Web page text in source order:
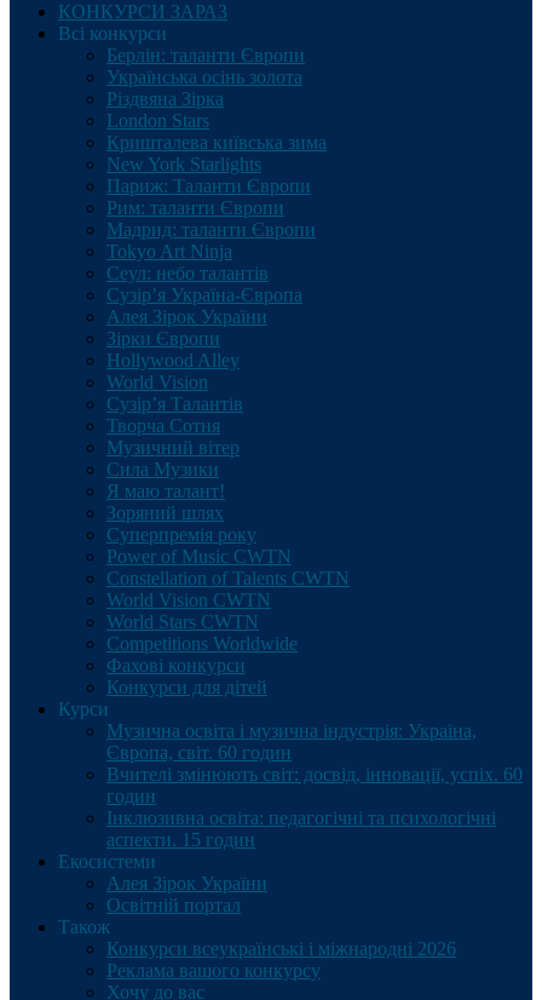
КОНКУРСИ ЗАРАЗ
Всі конкурси
Берлін: таланти Європи
Українська осінь золота
Різдвяна Зірка
London Stars
Кришталева київська зима
New York Starlights
Париж: Таланти Європи
Рим: таланти Європи
Мадрид: таланти Європи
Tokyo Art Ninja
Сеул: небо талантів
Сузір’я Україна-Європа
Алея Зірок України
Зірки Європи
Hollywood Alley
World Vision
Сузір’я Талантів
Творча Сотня
Музичний вітер
Сила Музики
Я маю талант!
Зоряний шлях
Суперпремія року
Power of Music CWTN
Constellation of Talents CWTN
World Vision CWTN
World Stars CWTN
Competitions Worldwide
Фахові конкурси
Конкурси для дітей
Курси
Музична освіта і музична індустрія: Україна,
Європа, світ. 60 годин
Вчителі змінюють світ: досвід, інновації, успіх. 60
годин
Інклюзивна освіта: педагогічні та психологічні
аспекти. 15 годин
Екосистеми
Алея Зірок України
Освітній портал
Також
Конкурси всеукраїнські і міжнародні 2026
Реклама вашого конкурсу
Хочу до вас